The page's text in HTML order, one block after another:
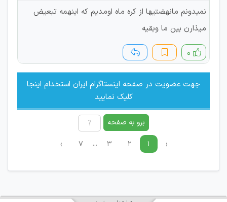
نمیدونم مانهضتیها از کره ماه اومدیم که اینهمه تبعیض
میذارن بین ما وبقیه
۰
جهت عضویت در صفحه اینستاگرام ایران استخدام اینجا
کلیک نمایید
برو به صفحه
‹ ۱ ۲ ۳ ... ۷ ›